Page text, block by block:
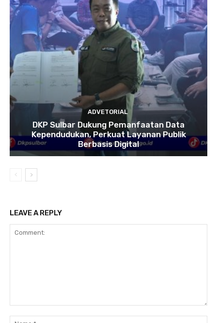
ADVETORIAL
DKP Sulbar Dukung Pemanfaatan Data
Kependudukan, Perkuat Layanan Publik
Berbasis Digital
LEAVE A REPLY